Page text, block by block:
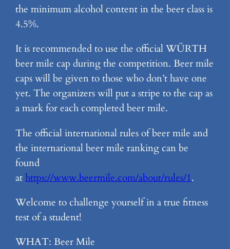
the minimum alcohol content in the beer class is
4.5%.
It is recommended to use the official WÜRTH
beer mile cap during the competition. Beer mile
caps will be given to those who don’t have one
yet. The organizers will put a stripe to the cap as
a mark for each completed beer mile.
The official international rules of beer mile and
the international beer mile ranking can be
found
at https://www.beermile.com/about/rules/1.
Welcome to challenge yourself in a true fitness
test of a student!
WHAT: Beer Mile